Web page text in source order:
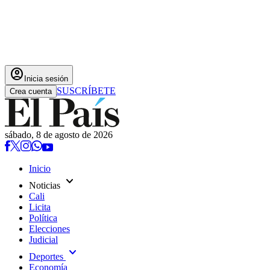
account_circle Inicia sesión
Crea cuenta SUSCRÍBETE
sábado, 8 de agosto de 2026
Inicio
Noticias expand_more
Cali
Licita
Política
Elecciones
Judicial
Deportes expand_more
Economía